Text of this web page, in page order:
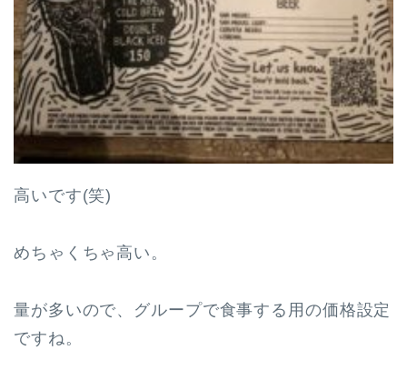
高いです(笑)
めちゃくちゃ高い。
量が多いので、グループで食事する用の価格設定
ですね。